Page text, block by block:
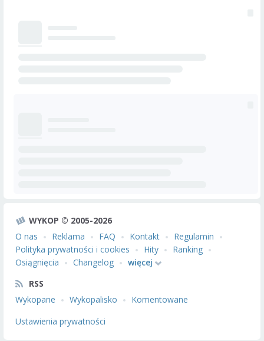
WYKOP © 2005-2026
O nas
Reklama FAQ Kontakt
Regulamin
Polityka prywatności i cookies
Hity
Ranking
Osiągnięcia
Changelog
więcej
RSS
Wykopane
Wykopalisko
Komentowane
Ustawienia prywatności